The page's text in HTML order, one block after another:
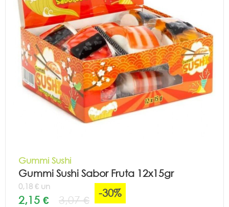
Gummi Sushi
Gummi Sushi Sabor Fruta 12x15gr
0,18 € un
2,15 € 3,07 €
-30%